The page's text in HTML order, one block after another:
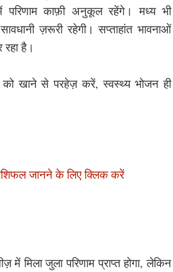
परिणाम काफ़ी अनुकूल रहेंगे। मध्य भी
ज़रूरी रहेगी। सप्ताहांत भावनाओं
रहा है।
खाने से परहेज़ करें, स्वस्थ्य भोजन ही
जानने के लिए क्लिक करें
में मिला जुला परिणाम प्राप्त होगा, लेकिन